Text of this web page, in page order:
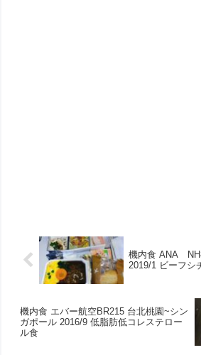
機内食 ANA
2019/1 ビーフシ
機内食 エバー航空BR215 台北桃園~シン
ガポール 2016/9 低脂肪低コレステロー
ル食